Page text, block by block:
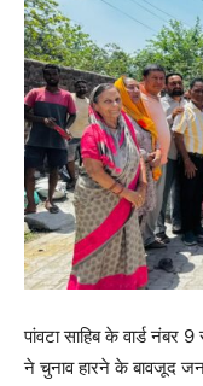
पांवटा साहिब के वार्ड नंबर
ने चुनाव हारने के बावजूद